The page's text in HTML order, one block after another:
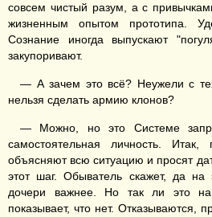
совсем чистый разум, а с
жизненным опытом прототипа.
Сознание иногда выпускают
закупоривают.
— А зачем это всё? Неужели с
нельзя сделать армию клонов?
— Можно, но это Системе
самостоятельная личность.
объясняют всю ситуацию и просят
этот шаг. Обыватель скажет, да
дочери важнее. Но так ли это
показывает, что нет. Отказываются,